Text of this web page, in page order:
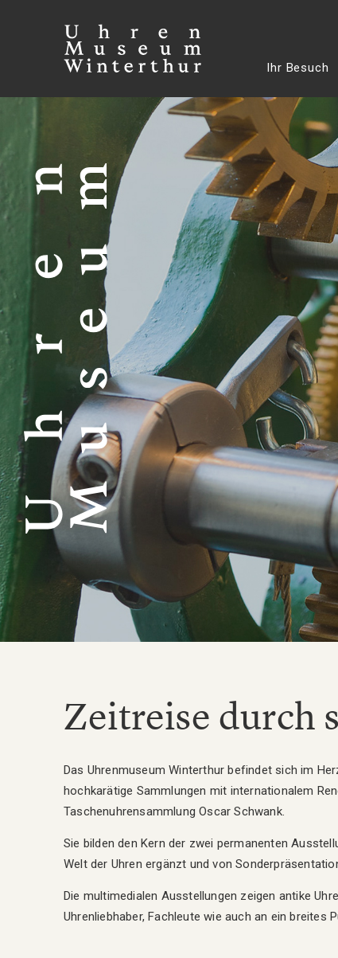
Ihr Besuch
Zeitreise durch
Das Uhrenmuseum Winterthur befindet sich im
hochkarätige Sammlungen mit internationalem
Taschenuhrensammlung Oscar Schwank.
Sie bilden den Kern der zwei permanenten
Welt der Uhren ergänzt und von
Die multimedialen Ausstellungen zeigen antike
Uhrenliebhaber, Fachleute wie auch an ein breites